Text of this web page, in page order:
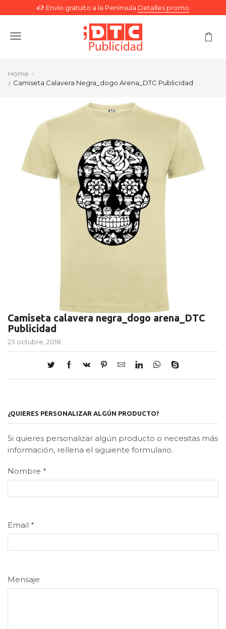
Envío gratuito a la Península Detalles promo
Menu
Home
Camiseta Calavera Negra_dogo Arena_DTC Publicidad
Camiseta calavera negra_dogo arena_DTC
Publicidad
23 octubre, 2018
¿QUIERES PERSONALIZAR ALGÚN PRODUCTO?
Si quieres personalizar algún producto o necesitas más
información, rellena el siguiente formulario.
Nombre *
Email *
Mensaje